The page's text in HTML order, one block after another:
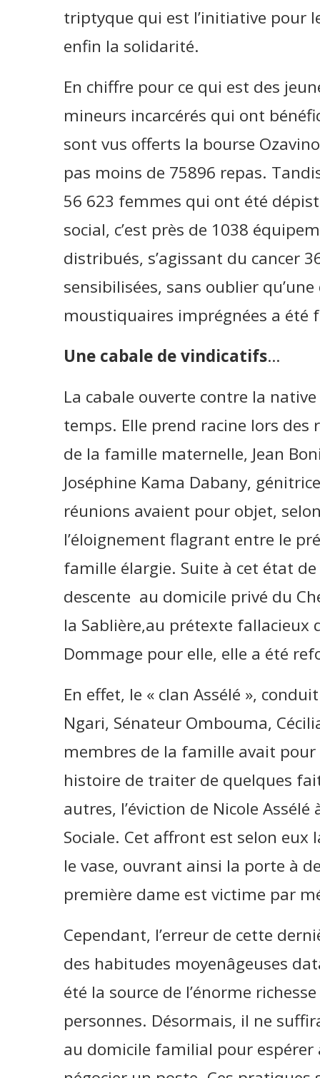
triptyque qui est l’initiative pour
enfin la solidarité.
En chiffre pour ce qui est des
mineurs incarcérés qui ont
sont vus offerts la bourse
pas moins de 75896 repas.
56 623 femmes qui ont été
social, c’est près de 1038
distribués, s’agissant du cancer
sensibilisées, sans oublier
moustiquaires imprégnées a été
Une cabale de vindicatifs…
La cabale ouverte contre la
temps. Elle prend racine lors des
de la famille maternelle, Jean
Joséphine Kama Dabany,
réunions avaient pour objet,
l’éloignement flagrant entre le
famille élargie. Suite à cet état
descente au domicile privé du
la Sablière,au prétexte fallacieux
Dommage pour elle, elle a été
En effet, le « clan Assélé »,
Ngari, Sénateur Ombouma,
membres de la famille avait
histoire de traiter de quelques
autres, l’éviction de Nicole
Sociale. Cet affront est selon
le vase, ouvrant ainsi la porte à
première dame est victime par
Cependant, l’erreur de cette
des habitudes moyenâgeuses
été la source de l’énorme
personnes. Désormais, il ne
au domicile familial pour espérer